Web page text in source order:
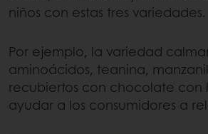
niños con estas tres variedades.
Por ejemplo, la variedad
aminoácidos, teanina,
recubiertos con chocolate con
ayudar a los consumidores a